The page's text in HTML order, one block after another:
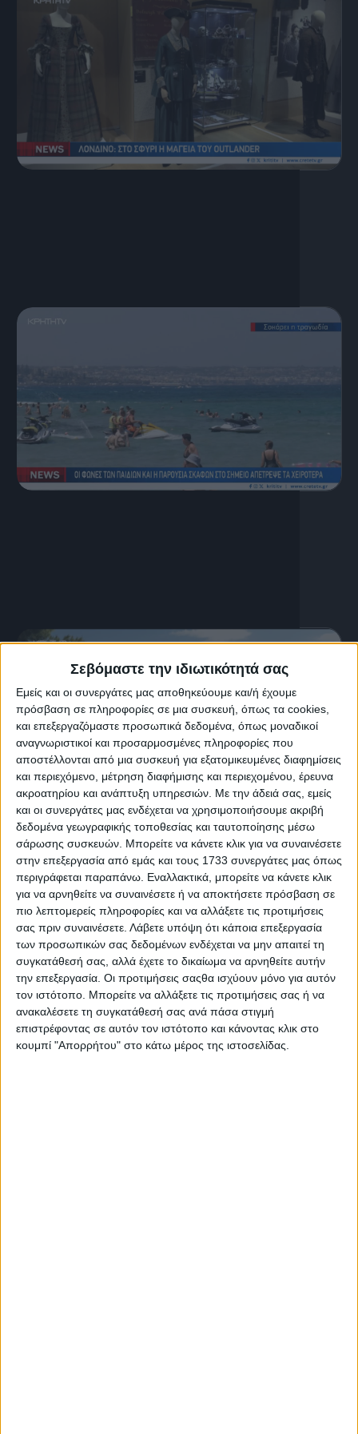
Σεβόμαστε την ιδιωτικότητά σας
Εμείς και οι συνεργάτες μας αποθηκεύουμε και/ή έχουμε
πρόσβαση σε πληροφορίες σε μια συσκευή, όπως τα cookies,
και επεξεργαζόμαστε προσωπικά δεδομένα, όπως μοναδικοί
αναγνωριστικοί και προσαρμοσμένες πληροφορίες που
αποστέλλονται από μια συσκευή για εξατομικευμένες διαφημίσεις
και περιεχόμενο, μέτρηση διαφήμισης και περιεχομένου, έρευνα
ακροατηρίου και ανάπτυξη υπηρεσιών. Με την άδειά σας, εμείς
και οι συνεργάτες μας ενδέχεται να χρησιμοποιήσουμε ακριβή
δεδομένα γεωγραφικής τοποθεσίας και ταυτοποίησης μέσω
σάρωσης συσκευών. Μπορείτε να κάνετε κλικ για να συναινέσετε
στην επεξεργασία από εμάς και τους 1733 συνεργάτες μας όπως
περιγράφεται παραπάνω. Εναλλακτικά, μπορείτε να κάνετε κλικ
για να αρνηθείτε να συναινέσετε ή να αποκτήσετε πρόσβαση σε
πιο λεπτομερείς πληροφορίες και να αλλάξετε τις προτιμήσεις
σας πριν συναινέσετε. Λάβετε υπόψη ότι κάποια επεξεργασία
των προσωπικών σας δεδομένων ενδέχεται να μην απαιτεί τη
συγκατάθεσή σας, αλλά έχετε το δικαίωμα να αρνηθείτε αυτήν
την επεξεργασία. Οι προτιμήσεις σαςθα ισχύουν μόνο για αυτόν
τον ιστότοπο. Μπορείτε να αλλάξετε τις προτιμήσεις σας ή να
ανακαλέσετε τη συγκατάθεσή σας ανά πάσα στιγμή
επιστρέφοντας σε αυτόν τον ιστότοπο και κάνοντας κλικ στο
κουμπί "Απορρήτου" στο κάτω μέρος της ιστοσελίδας.
5 Αυγούστου, 2026
Κεντρικό Δελτίο Ειδήσεων
05.08.2026